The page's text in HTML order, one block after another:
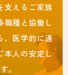
支えるご家族
職種と協働し
、医学的に適
本人の安定し
。